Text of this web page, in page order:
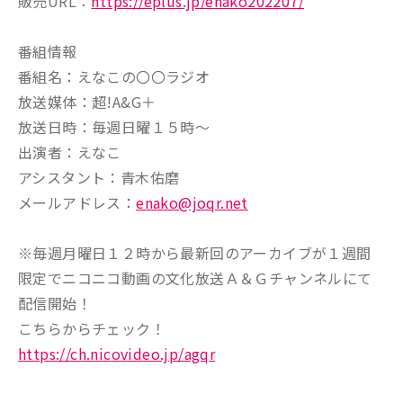
番組情報
番組名：えなこの〇〇ラジオ
放送媒体：超!A&G＋
放送日時：毎週日曜１５時～
出演者：えなこ
アシスタント：青木佑磨
メールアドレス：enako@joqr.net
※毎週月曜日１２時から最新回のアーカイブが１週間
限定でニコニコ動画の文化放送Ａ＆Ｇチャンネルにて
配信開始！
こちらからチェック！
https://ch.nicovideo.jp/agqr